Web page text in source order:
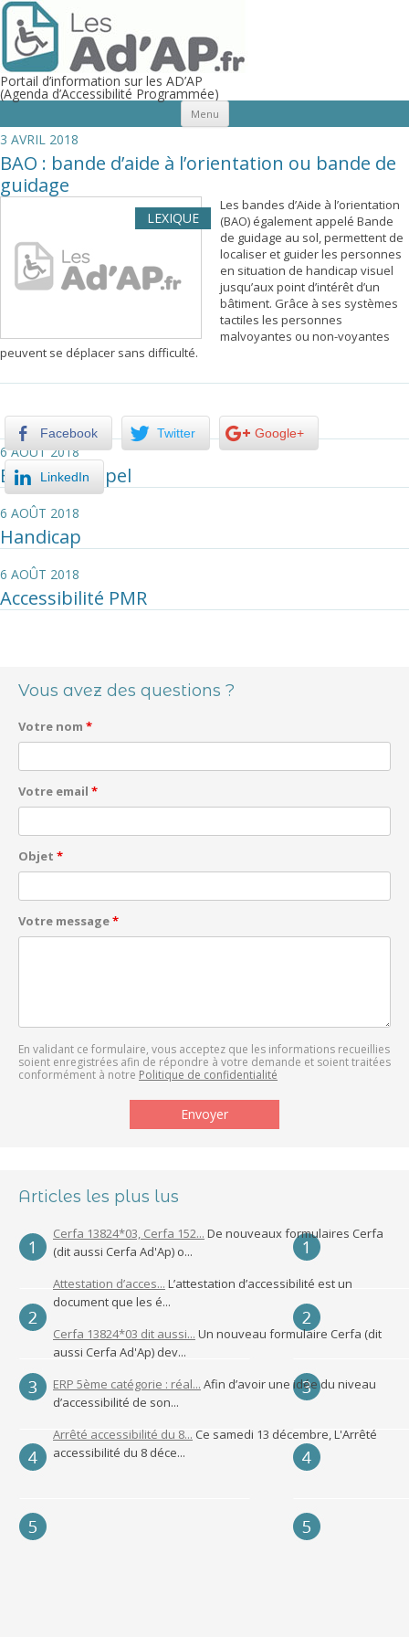
Portail d’information sur les AD’AP
(Agenda d’Accessibilité Programmée)
Menu
Aller au contenu principal
3 AVRIL 2018
BAO : bande d’aide à l’orientation ou bande de
guidage
LEXIQUE
Les bandes d’Aide à l’orientation
(BAO) également appelé Bande
de guidage au sol, permettent de
localiser et guider les personnes
en situation de handicap visuel
jusqu’aux point d’intérêt d’un
bâtiment. Grâce à ses systèmes
tactiles les personnes
malvoyantes ou non-voyantes
peuvent se déplacer sans difficulté.
Facebook Twitter Google+
LinkedIn
6 AOÛT 2018
Bouton d’appel
6 AOÛT 2018
Handicap
6 AOÛT 2018
Accessibilité PMR
Vous avez des questions ?
Votre nom *
Votre email *
Objet *
Votre message*
En validant ce formulaire, vous acceptez que les informations recueillies
soient enregistrées afin de répondre à votre demande et soient traitées
conformément à notre Politique de confidentialité
Articles les plus lus
Cerfa 13824*03, Cerfa 152... De nouveaux formulaires Cerfa
(dit aussi Cerfa Ad'Ap) o...
Attestation d’acces... L’attestation d’accessibilité est un
document que les é...
Cerfa 13824*03 dit aussi... Un nouveau formulaire Cerfa (dit
aussi Cerfa Ad'Ap) dev...
ERP 5ème catégorie : réal... Afin d’avoir une idée du niveau
d’accessibilité de son...
Arrêté accessibilité du 8... Ce samedi 13 décembre, L'Arrêté
accessibilité du 8 déce...